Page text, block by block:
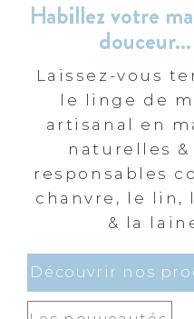
Habillez votre
douceur...
Laissez-vous
le linge de
artisanal en
naturelles &
responsables
chanvre, le lin,
& la
Découvrir nos